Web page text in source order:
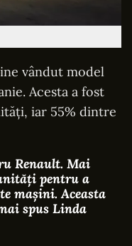
vândut model
Acesta a fost
iar 55% dintre
Renault. Mai
pentru a
mașini. Aceasta
spus Linda